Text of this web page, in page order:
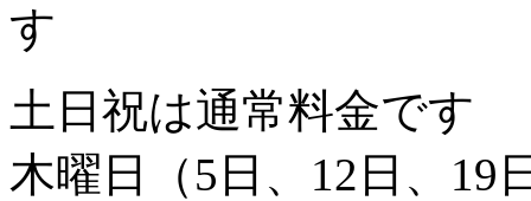
す
土日祝は通常料金です
木曜日（5日、12日、19